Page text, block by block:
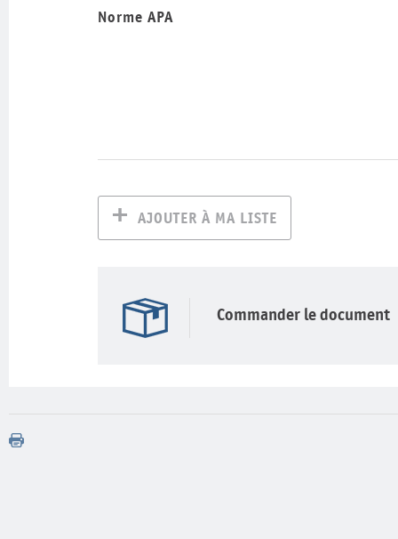
Norme APA
AJOUTER À MA LISTE
Commander le document